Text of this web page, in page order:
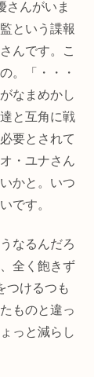
さんがいま
という諜報
んです。こ
。「・・・
なまめかし
と互角に戦
要とされて
・ユナさん
かと。いつ
です。
なるんだろ
全く飽きず
つけるつも
ものと違っ
っと減らし